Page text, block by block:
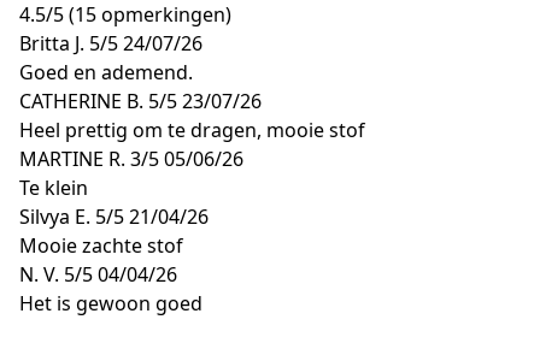
4.5/5(15 opmerkingen)
Britta J. 5/524/07/26
Goed en ademend.
CATHERINE B. 5/523/07/26
Heel prettig om te dragen, mooie stof
MARTINE R. 3/505/06/26
Te klein
Silvya E. 5/521/04/26
Mooie zachte stof
N. V. 5/504/04/26
Het is gewoon goed